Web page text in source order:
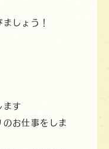
しょう！
す
仕事をしま